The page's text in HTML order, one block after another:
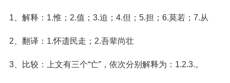
1、解释：1.惟；2.值；3.迫；4.但；5.担；6.莫若；7.从
2、翻译：1.怀遗民走；2.吾辈尚壮
3、比较：上文有三个“亡”，依次分别解释为：1.2.3.。